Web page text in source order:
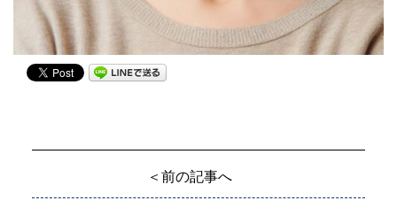
＜前の記事へ